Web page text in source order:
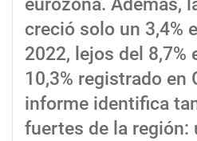
creció solo un 3,4%
2022, lejos del 8,7%
10,3% registrado en
informe identifica
fuertes de la región: